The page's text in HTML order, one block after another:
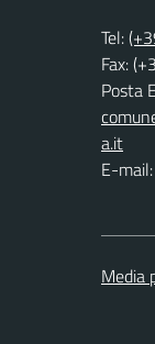
Tel:
Fax:
Posta
a.it
E-mail:
Media